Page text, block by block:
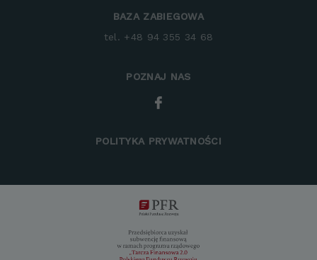
BAZA ZABIEGOWA
tel. +48 94 355 34 68
POZNAJ NAS
Facebook
POLITYKA PRYWATNOŚCI